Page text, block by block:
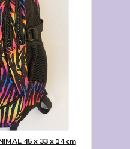
45 x 33 x 14 cm